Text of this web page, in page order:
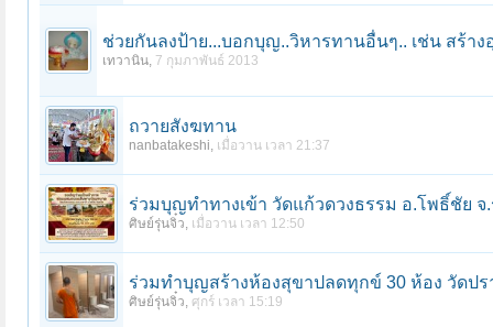
ช่วยกันลงป้าย...บอกบุญ..วิหารทานอื่นๆ.. เช่น สร้า
เทวานิน, 7 กุมภาพันธ์ 2013
ถวายสังฆทาน
nanbatakeshi, เมื่อวาน เวลา 21:37
ร่วมบุญทําทางเข้า วัดแก้วดวงธรรม อ.โพธิ์ชัย จ.
ศิษย์รุ่นจิ๋ว, เมื่อวาน เวลา 12:50
ร่วมทําบุญสร้างห้องสุขาปลดทุกข์ 30 ห้อง วัดป
ศิษย์รุ่นจิ๋ว, ศุกร์ เวลา 15:19